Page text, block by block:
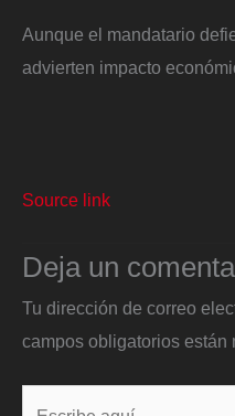
Aunque el mandatario
advierten impacto
Source link
Deja un
Tu dirección de correo
campos obligatorios están